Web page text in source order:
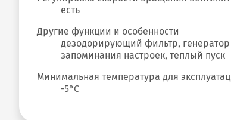
есть
Другие функции и особенности
дезодорирующий фильтр, генератор
запоминания настроек, теплый пуск
Минимальная температура для
-5°С